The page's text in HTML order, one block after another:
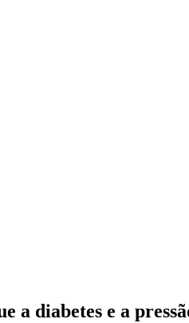
a diabetes e a